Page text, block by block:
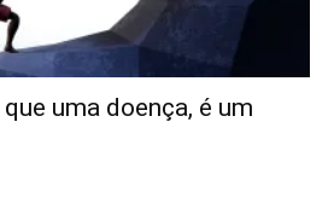
uma doença, é um